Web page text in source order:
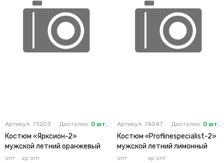
Артикул: 73203 Доступно: 0 шт.
Костюм «Ярксион-2»
мужской летний оранжевый
опт кр.опт
Артикул: 74047 Доступно: 0 шт.
Костюм «Proflinespecialist-2»
мужской летний лимонный
опт кр.опт